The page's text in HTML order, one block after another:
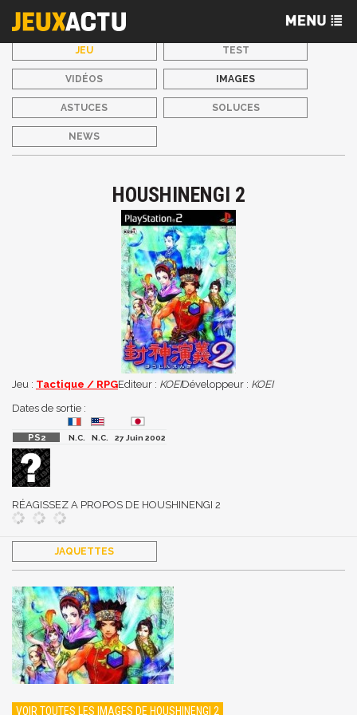
JEU TEST
VIDÉOS IMAGES
ASTUCES SOLUCES
NEWS
HOUSHINENGI 2
Jeu : Tactique / RPGEditeur : KOEIDéveloppeur : KOEI
Dates de sortie :
N.C. N.C. 27 Juin 2002
RÉAGISSEZ A PROPOS DE HOUSHINENGI 2
JAQUETTES
VOIR TOUTES LES IMAGES DE HOUSHINENGI 2